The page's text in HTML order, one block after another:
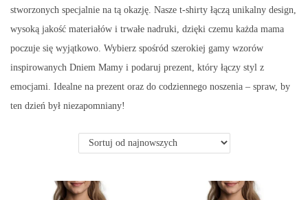
stworzonych specjalnie na tą okazję. Nasze t-shirty łączą unikalny design,
wysoką jakość materiałów i trwałe nadruki, dzięki czemu każda mama
poczuje się wyjątkowo. Wybierz spośród szerokiej gamy wzorów
inspirowanych Dniem Mamy i podaruj prezent, który łączy styl z
emocjami. Idealne na prezent oraz do codziennego noszenia – spraw, by
ten dzień był niezapomniany!